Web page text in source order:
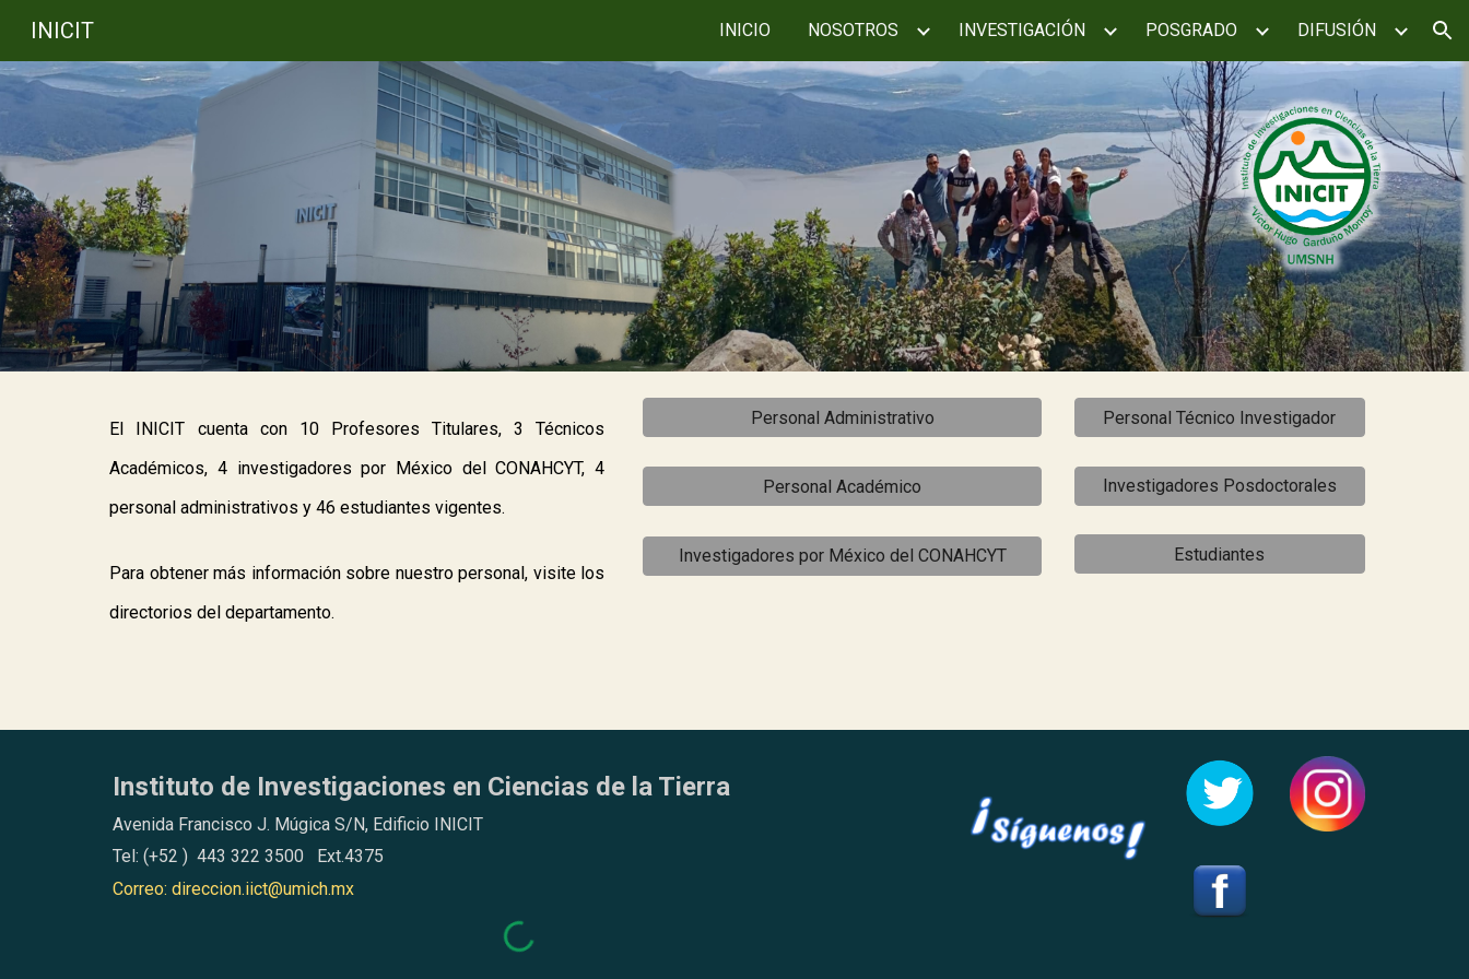
Skip to navigation
INICIT INICIO NOSOTROS INVESTIGACIÓN POSGRADO DIFUSIÓN
El INICIT cuenta con10 Profesores Titulares, 3
Técnicos
Académicos, 4 investigadores por México del CONAHCYT, 4
personal administrativos y 46estudiantesvigentes.
Para obtener más información sobre nuestro personal, visite los
directorios del departamento.
Personal Administrativo
Personal Académico
Investigadores por México del CONAHCYT
Personal Técnico Investigador
Investigadores Posdoctorales
Estudiantes
Instituto de Investigaciones en Ciencias de la Tierra
Avenida Francisco J. Múgica S/N, Edificio INICIT
Tel: (+52 ) 443 322 3500 Ext.4375
Correo: direccion.iict@umich.mx